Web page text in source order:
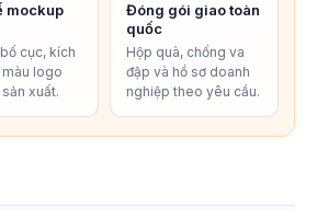
mockup
cục, kích
logo
xuất.
Đóng gói giao toàn
quốc
Hộp quà, chống va
đập và hồ sơ doanh
nghiệp theo yêu cầu.